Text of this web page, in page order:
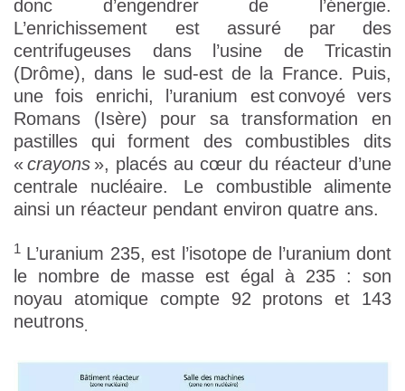
donc d’engendrer de l’énergie.
L’enrichissement est assuré par des
centrifugeuses dans l’usine de Tricastin
(Drôme), dans le sud-est de la France. Puis,
une fois enrichi, l’uranium est convoyé vers
Romans (Isère) pour sa transformation en
pastilles qui forment des combustibles dits
«crayons », placés au cœur du réacteur d’une
centrale nucléaire. Le combustible alimente
ainsi un réacteur pendant environ quatre ans.
1 L’uranium 235, est l’isotope de l’uranium dont
le nombre de masse est égal à 235 : son
noyau atomique compte 92 protons et 143
neutrons.